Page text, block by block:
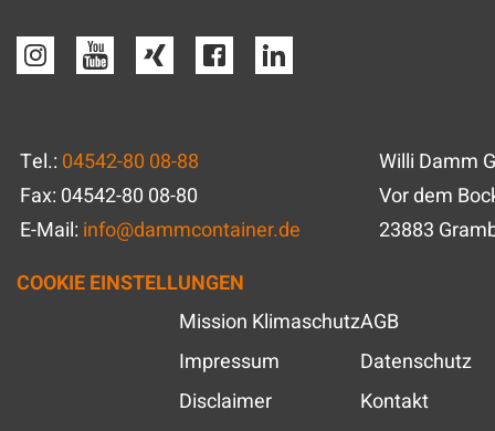
Tel.: 04542-80 08-88
Fax: 04542-80 08-80
E-Mail: info@dammcontainer.de
COOKIE EINSTELLUNGEN
Willi Damm
Vor dem
23883
Mission Klimaschutz
Impressum
Disclaimer
AGB
Datenschutz
Kontakt